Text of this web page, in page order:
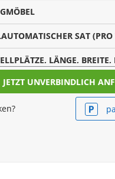
SAT (PRO
LÄNGE, BREITE,